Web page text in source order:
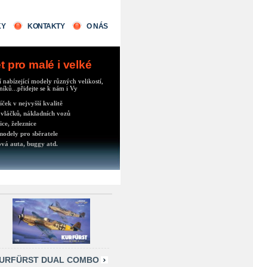
KONTAKTY O NÁS
pro malé i velké
modely různých velikostí,
se k nám i Vy
v nejvyšší kvalitě
nákladních vozů
železnice
pro sběratele
auta, buggy atd.
DUAL COMBO